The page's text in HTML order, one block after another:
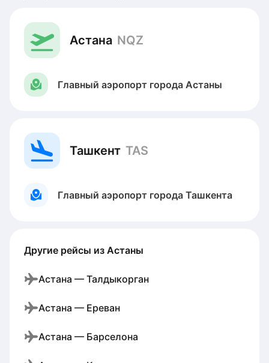
Астана NQZ
Главный аэропорт города Астаны
Ташкент TAS
Главный аэропорт города Ташкента
Другие рейсы из Астаны
Астана — Талдыкорган
Астана — Ереван
Астана — Барселона